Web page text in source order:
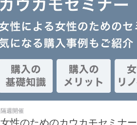
隔週開催
女性のためのカウカモセミナー